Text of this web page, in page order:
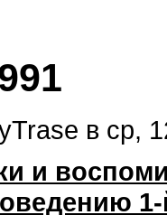
в ср,
и